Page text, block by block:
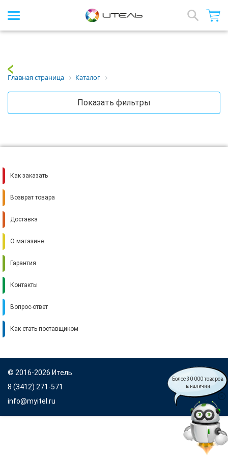
Более 30 000 товаров
в наличии
Array
Главная страница Каталог
Показать фильтры
Как заказать
Возврат товара
Доставка
О магазине
Гарантия
Контакты
Вопрос-ответ
Как стать поставщиком
© 2016-2026 Итель
8 (3412) 271-571
info@myitel.ru